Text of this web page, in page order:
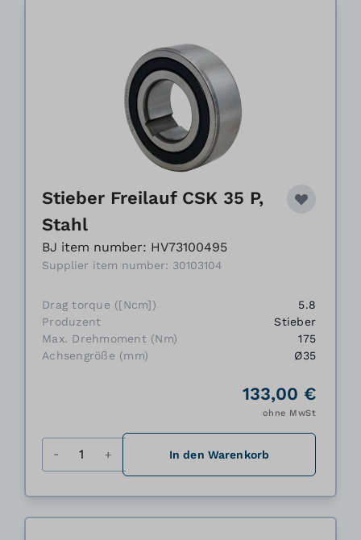
Stieber Freilauf CSK 35 P,
Stahl
BJ item number: HV73100495
Supplier item number: 30103104
Drag torque ([Ncm])
5.8
Produzent
Stieber
Max. Drehmoment (Nm)
175
Achsengröße (mm)
Ø35
133,00 €
ohne MwSt
In den Warenkorb